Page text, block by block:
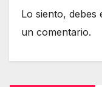
Lo siento, debes
un comentario.